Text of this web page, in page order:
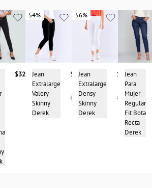
blanqueadores, planchar a temperatura tibia, lavar y
$327.900
54%
54%
Jean
Extralarge
Valery
Skinny
Derek
$99.950
$214.950
56%
56%
Jean
Extralarge
Densy
Skinny
Derek
$99.950
$227.950
Jean
Para
Mujer
Regular
Fit Bota
Recta
Derek